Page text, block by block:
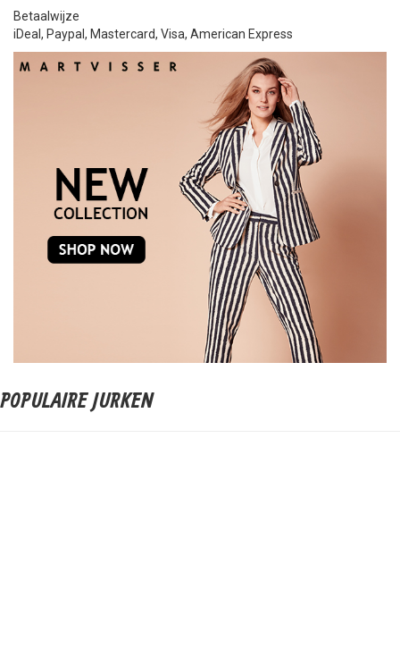
Betaalwijze
iDeal, Paypal, Mastercard, Visa, American Express
POPULAIRE JURKEN